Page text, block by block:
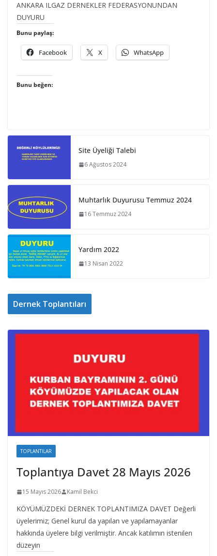
ANKARA ILGAZ DERNEKLER FEDERASYONUNDAN
DUYURU
Bunu paylaş:
Facebook X WhatsApp
Bunu beğen:
Site Üyeliği Talebi
6 Ağustos 2024
Muhtarlık Duyurusu Temmuz 2024
16 Temmuz 2024
Yardım 2022
13 Nisan 2022
Dernek Toplantıları
TOPLANTILAR
Toplantıya Davet 28 Mayıs 2026
15 Mayıs 2026 Kamil Bekci
KÖYÜMÜZDEKİ DERNEK TOPLANTIMIZA DAVET Değerli
üyelerimiz; Genel kurul da yapılan ve yapılamayanlar
hakkında üyelere bilgi verilmiştir. Ancak katılımın istenilen
düzeyin